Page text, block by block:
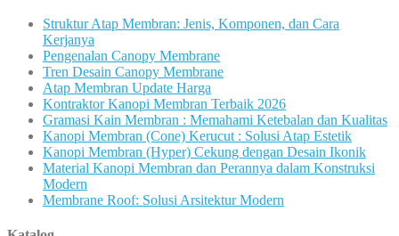
Struktur Atap Membran: Jenis, Komponen, dan Cara
Kerjanya
Pengenalan Canopy Membrane
Tren Desain Canopy Membrane
Atap Membran Update Harga
Kontraktor Kanopi Membran Terbaik 2026
Gramasi Kain Membran : Memahami Ketebalan dan Kualitas
Kanopi Membran (Cone) Kerucut : Solusi Atap Estetik
Kanopi Membran (Hyper) Cekung dengan Desain Ikonik
Material Kanopi Membran dan Perannya dalam Konstruksi
Modern
Membrane Roof: Solusi Arsitektur Modern